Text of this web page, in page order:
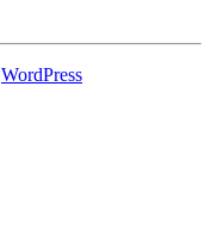
WordPress